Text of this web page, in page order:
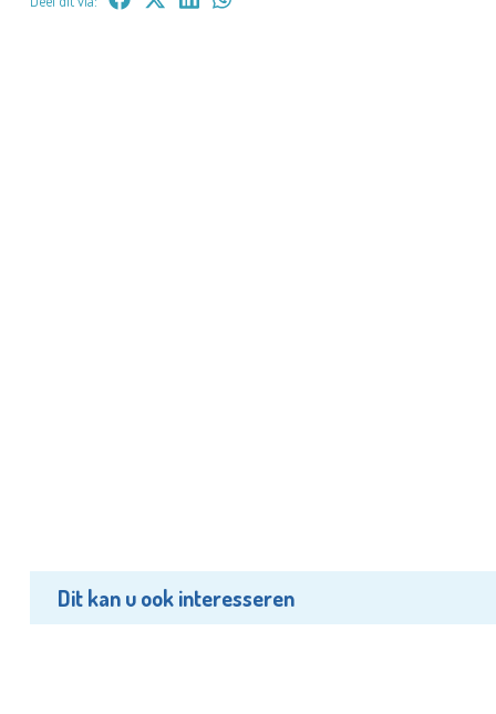
Dit kan u ook interesseren